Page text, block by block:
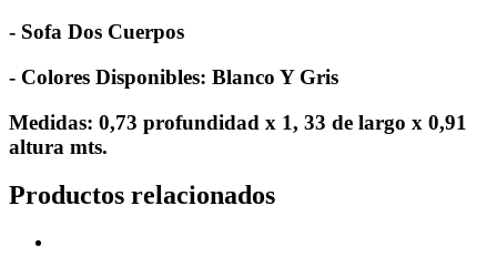
- Sofa Dos Cuerpos
- Colores Disponibles: Blanco Y Gris
Medidas: 0,73 profundidad x 1, 33 de largo x 0,91
altura mts.
Productos relacionados